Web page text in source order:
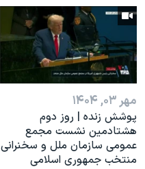
مهر ۰۳, ۱۴۰۴
پوشش زنده | روز دوم
هشتادمین نشست مجمع
عمومی سازمان ملل و سخنرانی
منتخب جمهوری اسلامی